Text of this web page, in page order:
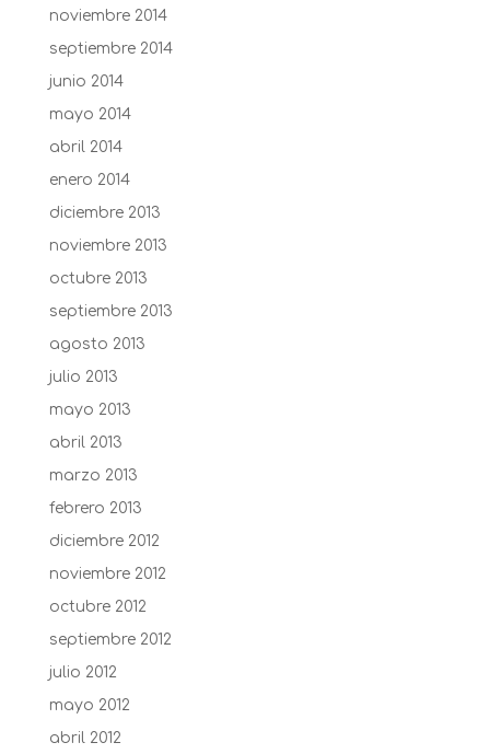
noviembre 2014
septiembre 2014
junio 2014
mayo 2014
abril 2014
enero 2014
diciembre 2013
noviembre 2013
octubre 2013
septiembre 2013
agosto 2013
julio 2013
mayo 2013
abril 2013
marzo 2013
febrero 2013
diciembre 2012
noviembre 2012
octubre 2012
septiembre 2012
julio 2012
mayo 2012
abril 2012